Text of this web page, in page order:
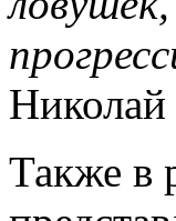
Николай
Также в